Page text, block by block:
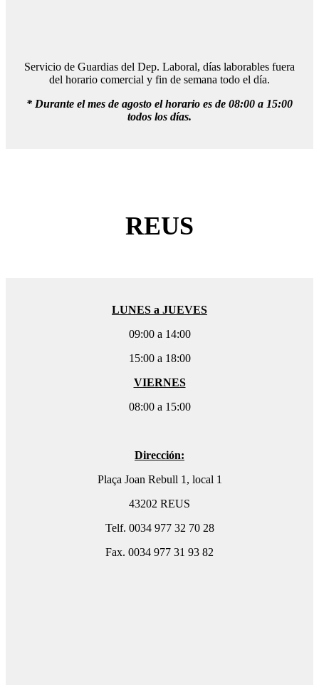
Servicio de Guardias del Dep. Laboral, días laborables fuera
del horario comercial y fin de semana todo el día.
* Durante el mes de agosto el horario es de 08:00 a 15:00
todos los días.
REUS
LUNES a JUEVES
09:00 a 14:00
15:00 a 18:00
VIERNES
08:00 a 15:00
Dirección:
Plaça Joan Rebull 1, local 1
43202 REUS
Telf. 0034 977 32 70 28
Fax. 0034 977 31 93 82